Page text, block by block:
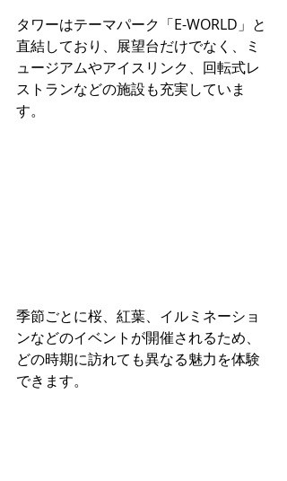
タワーはテーマパーク「E-WORLD」と
直結しており、展望台だけでなく、ミ
ュージアムやアイスリンク、回転式レ
ストランなどの施設も充実していま
す。
季節ごとに桜、紅葉、イルミネーショ
ンなどのイベントが開催されるため、
どの時期に訪れても異なる魅力を体験
できます。